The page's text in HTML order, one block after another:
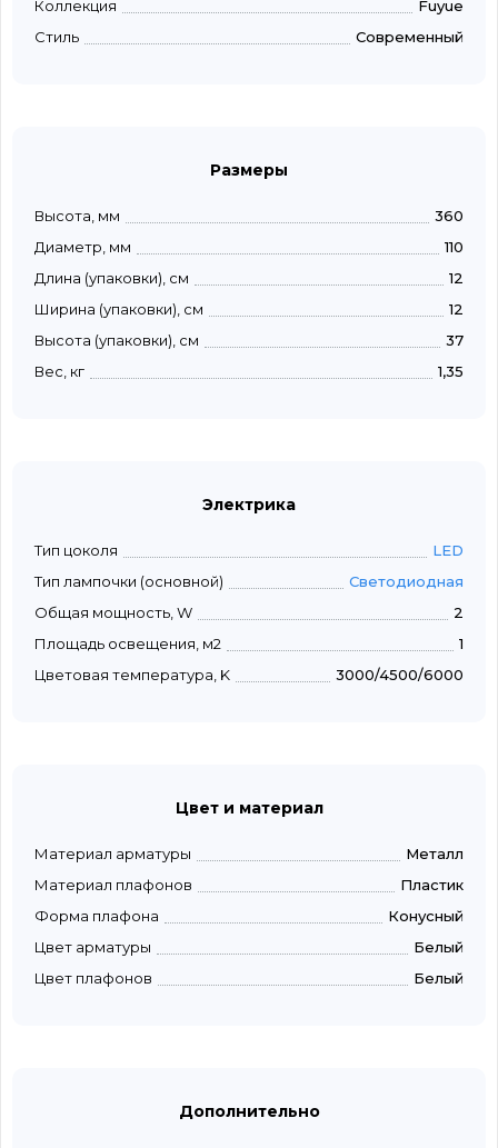
Коллекция
Fuyue
Стиль
Современный
Размеры
Высота, мм
360
Диаметр, мм
110
Длина (упаковки), см
12
Ширина (упаковки), см
12
Высота (упаковки), см
37
Вес, кг
1,35
Электрика
Тип цоколя
LED
Тип лампочки (основной)
Светодиодная
Общая мощность, W
2
Площадь освещения, м2
1
Цветовая температура, K
3000/4500/6000
Цвет и материал
Материал арматуры
Металл
Материал плафонов
Пластик
Форма плафона
Конусный
Цвет арматуры
Белый
Цвет плафонов
Белый
Дополнительно